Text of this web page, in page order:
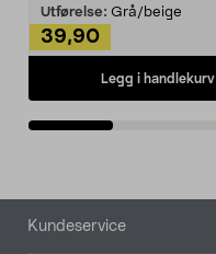
Utførelse: Grå/beige
39,90
Legg i handlekurv
Bunntekst
Kundeservice